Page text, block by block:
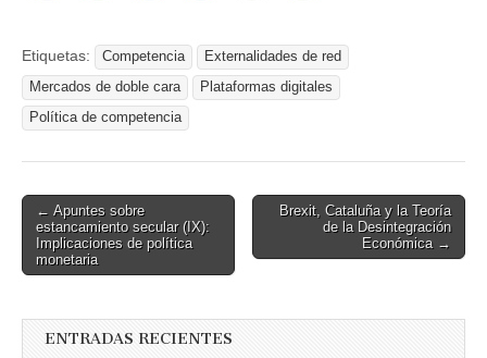
Etiquetas: Competencia
Externalidades de red
Mercados de doble cara
Plataformas digitales
Política de competencia
Post
navigation
← Apuntes sobre
estancamiento secular (IX):
Implicaciones de política
monetaria
Brexit, Cataluña y la Teoría
de la Desintegración
Económica →
ENTRADAS RECIENTES